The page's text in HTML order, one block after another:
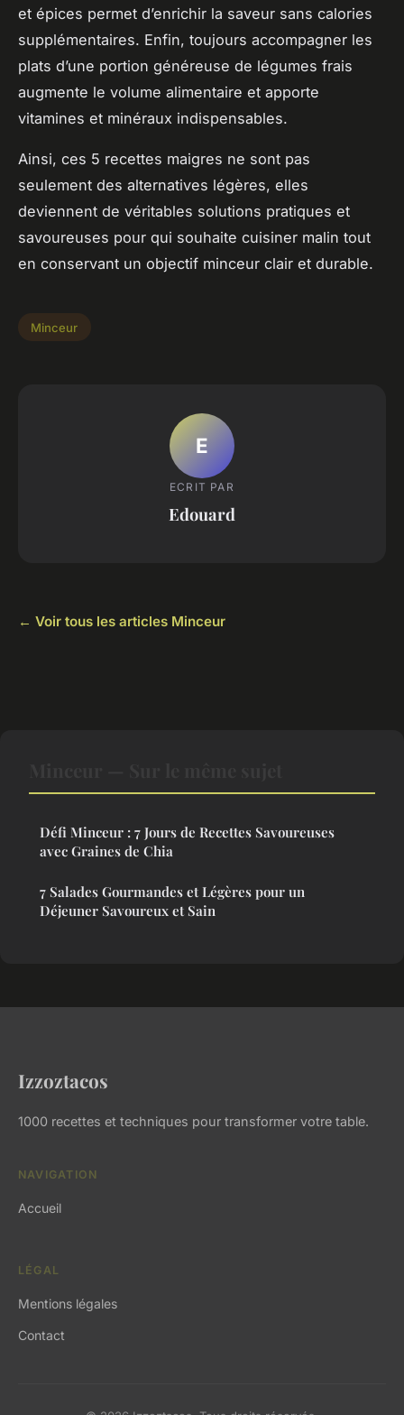
et épices permet d’enrichir la saveur sans calories
supplémentaires. Enfin, toujours accompagner les
plats d’une portion généreuse de légumes frais
augmente le volume alimentaire et apporte
vitamines et minéraux indispensables.
Ainsi, ces 5 recettes maigres ne sont pas
seulement des alternatives légères, elles
deviennent de véritables solutions pratiques et
savoureuses pour qui souhaite cuisiner malin tout
en conservant un objectif minceur clair et durable.
Minceur
E
ECRIT PAR
Edouard
← Voir tous les articles Minceur
Défi Minceur : 7 Jours de Recettes Savoureuses
avec Graines de Chia
7 Salades Gourmandes et Légères pour un
Déjeuner Savoureux et Sain
Izzoztacos
1000 recettes et techniques pour transformer votre table.
NAVIGATION
Accueil
LÉGAL
Mentions légales
Contact